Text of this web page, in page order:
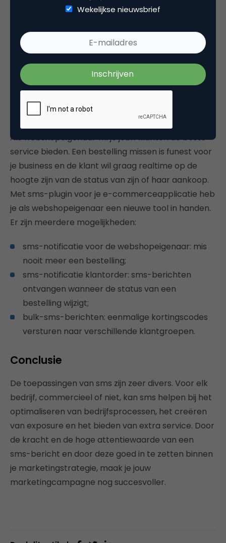
OTP. Cliënten ontvangen per sms een unieke
verificatiecode waarmee zij inloggen op de
applicatie. Daarna hebben zij toegang tot hun
persoonlijke online omgeving. Iedere code is uniek
waardoor de veiligheid van de online omgeving
enorm vergroot is.
5. Ordernotificaties
Als webshopeigenaar wil je jouw klanten de beste
service bieden. Een bestelling missen is funest voor
je business en de klant wil graag realtime op de
hoogte zijn van de status van zijn of haar aankoop.
Met sms-plugin voor je e-commerceapplicatie heb
je als webshopeigenaar een nieuwe tool in handen.
Er zijn meerdere mogelijkheden:
sms-notificatie voor de webshopeigenaar: mis
nooit meer een bestelling;
sms-notificatie klantorder: sms-berichten
ontvangen wanneer de status van een
bestelling wijzigt;
bulk-sms-berichten: eenmalige kortingscodes
versturen naar verschillende klantgroepen.
Conclusie
De toepassingen van sms zijn zeer divers. Voor elk
bedrijf, commercieel of niet, kan sms helpen bij het
optimaliseren van bedrijfsprocessen, het creëren
van exposure en het bieden van extra service. Door
de kracht en de hoge attentiewaarde van een
sms-bericht en door deze goed in te zetten binnen
je marketingstrategie, maak je jouw
marketingcampagne nog succesvoller.
Wekelijkse nieuwsbrief